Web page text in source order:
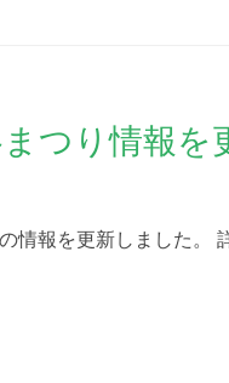
つり情報を
情報を更新しました。